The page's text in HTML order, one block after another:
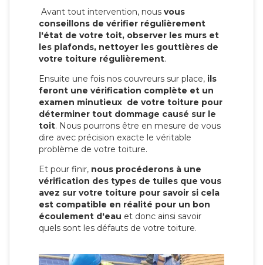
Avant tout intervention, nous vous
conseillons de vérifier régulièrement
l'état de votre toit, observer les murs et
les plafonds, nettoyer les gouttières de
votre toiture régulièrement.
Ensuite une fois nos couvreurs sur place, ils
feront une vérification complète et un
examen minutieux de votre toiture pour
déterminer tout dommage causé sur le
toit. Nous pourrons être en mesure de vous
dire avec précision exacte le véritable
problème de votre toiture.
Et pour finir, nous procéderons à une
vérification des types de tuiles que vous
avez sur votre toiture pour savoir si cela
est compatible en réalité pour un bon
écoulement d'eau et donc ainsi savoir
quels sont les défauts de votre toiture.